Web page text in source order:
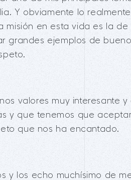
Y obviamente lo
misión en esta vida es la
grandes ejemplos de
valores muy interesante
y que tenemos que
que nos ha encantado.
y los echo muchísimo de